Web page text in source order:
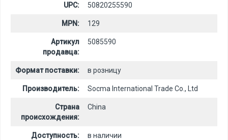
UPC: 50820255590
MPN: 129
Артикул
продавца:
5085590
Формат поставки: в розницу
Производитель: Socma International Trade Co., Ltd
Страна
происхождения:
China
Доступность: в наличии